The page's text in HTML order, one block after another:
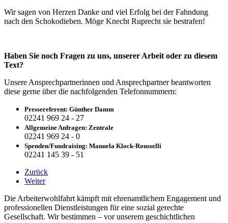
Wir sagen von Herzen Danke und viel Erfolg bei der Fahndung
nach den Schokodieben. Möge Knecht Ruprecht sie bestrafen!
Haben Sie noch Fragen zu uns, unserer Arbeit oder zu diesem
Text?
Unsere Ansprechpartnerinnen und Ansprechpartner beantworten
diese gerne über die nachfolgenden Telefonnummern:
Pressereferent: Günther Damm
02241 969 24 - 27
Allgemeine Anfragen: Zentrale
02241 969 24 - 0
Spenden/Fundraising: Manuela Klock-Rousselli
02241 145 39 - 51
Zurück
Weiter
Die Arbeiterwohlfahrt kämpft mit ehrenamtlichem Engagement und
professionellen Dienstleistungen für eine sozial gerechte
Gesellschaft. Wir bestimmen – vor unserem geschichtlichen